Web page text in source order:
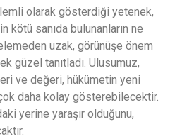
olarak gösterdiği yetenek,
kötü sanıda bulunanların ne
uzak, görünüşe önem
güzel tanıtladı. Ulusumuz,
ve değeri, hükümetin yeni
daha kolay gösterebilecektir.
yerine yaraşır olduğunu,